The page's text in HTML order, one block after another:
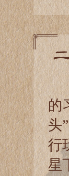
的
头
行
星